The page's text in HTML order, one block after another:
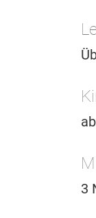
3